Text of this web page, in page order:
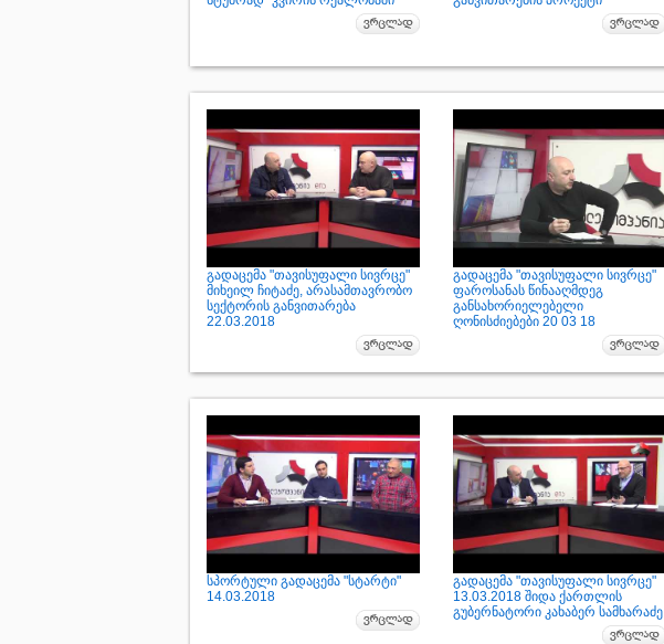
გადაცემა "თავისუფალი სივრცე"
მიხეილ ჩიტაძე, არასამთავრობო
სექტორის განვითარება
22.03.2018
გადაცემა "თავისუფალი სივრცე"
ფაროსანას წინააღმდეგ
განსახორიელებელი
ღონისძიებები 20 03 18
სპორტული გადაცემა "სტარტი"
14.03.2018
გადაცემა "თავისუფალი სივრცე"
13.03.2018 შიდა ქართლის
გუბერნატორი კახაბერ სამხარაძე